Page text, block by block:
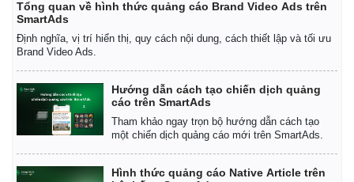
Tổng quan về hình thức quảng cáo Brand Video Ads trên
SmartAds
Định nghĩa, vị trí hiển thị, quy cách nội dung, cách thiết lập và tối ưu
Brand Video Ads.
Hướng dẫn cách tạo chiến dịch quảng
cáo trên SmartAds
Tham khảo ngay trọn bộ hướng dẫn cách tạo
một chiến dịch quảng cáo mới trên SmartAds.
Hình thức quảng cáo Native Article trên